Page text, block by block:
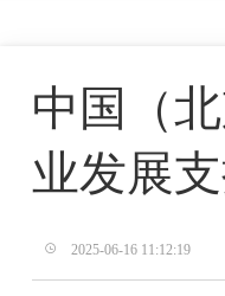
中国（
业发展
2025-06-16 11:12:19